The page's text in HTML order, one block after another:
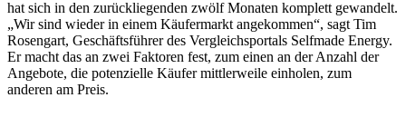
hat sich in den zurückliegenden zwölf Monaten komplett gewandelt.
„Wir sind wieder in einem Käufermarkt angekommen“, sagt Tim
Rosengart, Geschäftsführer des Vergleichsportals Selfmade Energy.
Er macht das an zwei Faktoren fest, zum einen an der Anzahl der
Angebote, die potenzielle Käufer mittlerweile einholen, zum
anderen am Preis.